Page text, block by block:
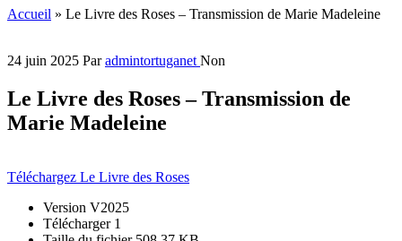
Accueil » Le Livre des Roses – Transmission de Marie Madeleine
24 juin 2025 Paradmintortuganet Non
Le Livre des Roses – Transmission de
Marie Madeleine
Téléchargez Le Livre des Roses
Version V2025
Télécharger 1